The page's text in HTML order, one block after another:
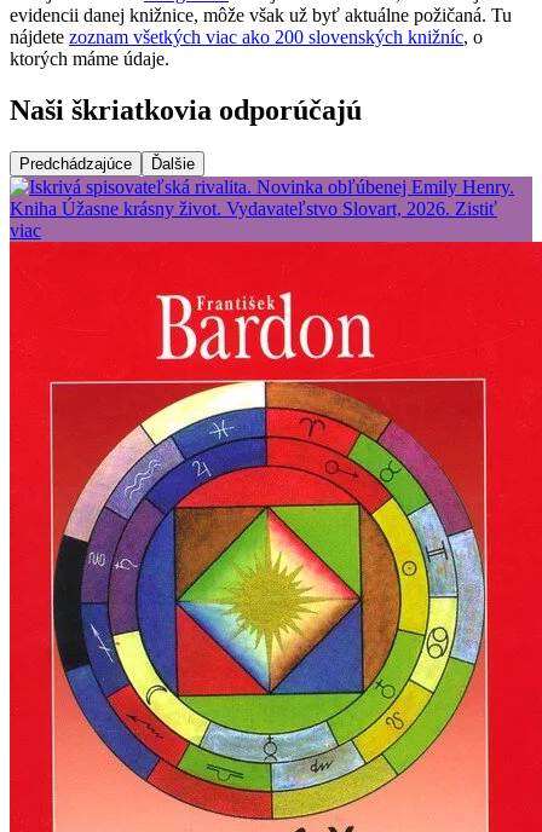
evidencii danej knižnice, môže však už byť aktuálne požičaná. Tu
nájdete zoznam všetkých viac ako 200 slovenských knižníc, o
ktorých máme údaje.
Naši škriatkovia odporúčajú
Predchádzajúce Ďalšie